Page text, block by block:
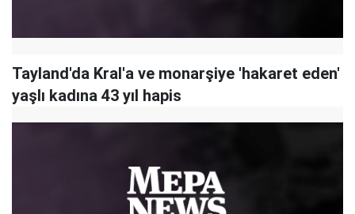
Tayland'da Kral'a ve monarşiye 'hakaret eden'
yaşlı kadına 43 yıl hapis